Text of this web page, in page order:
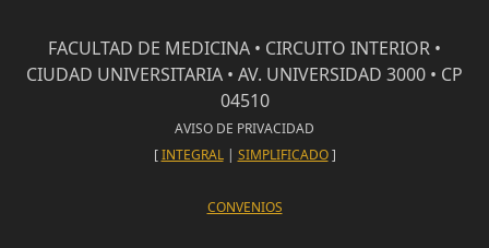
FACULTAD DE MEDICINA • CIRCUITO INTERIOR •
CIUDAD UNIVERSITARIA • AV. UNIVERSIDAD 3000 • CP
04510
AVISO DE PRIVACIDAD
[INTEGRAL| SIMPLIFICADO]
CONVENIOS